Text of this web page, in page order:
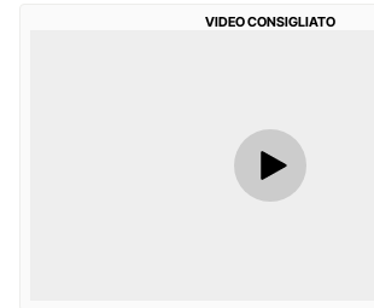
VIDEO CONSIGLIATO